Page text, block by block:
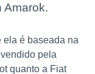
Amarok.
ela é baseada na
pela
quanto a Fiat